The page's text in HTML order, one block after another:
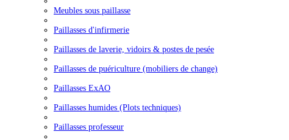
Meubles sous paillasse
Paillasses d'infirmerie
Paillasses de laverie, vidoirs & postes de pesée
Paillasses de puériculture (mobiliers de change)
Paillasses ExAO
Paillasses humides (Plots techniques)
Paillasses professeur